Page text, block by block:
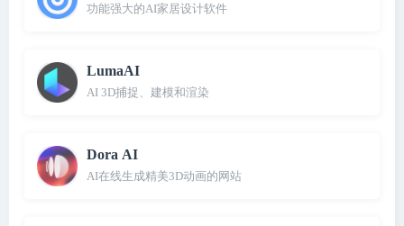
功能强大的AI家居设计软件
LumaAI
AI 3D捕捉、建模和渲染
Dora AI
AI在线生成精美3D动画的网站